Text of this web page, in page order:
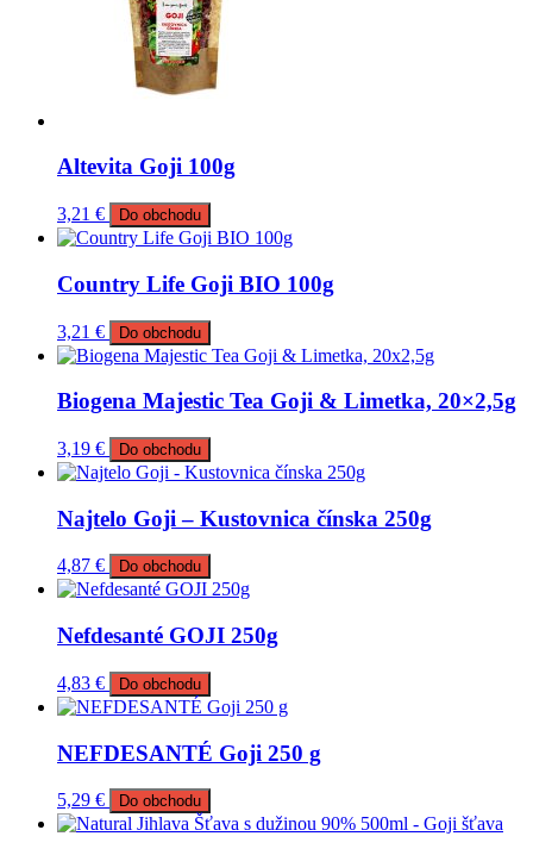
Altevita Goji 100g
3,21 € Do obchodu
Country Life Goji BIO 100g
3,21 € Do obchodu
Biogena Majestic Tea Goji & Limetka, 20×2,5g
3,19 € Do obchodu
Najtelo Goji – Kustovnica čínska 250g
4,87 € Do obchodu
Nefdesanté GOJI 250g
4,83 € Do obchodu
NEFDESANTÉ Goji 250 g
5,29 € Do obchodu